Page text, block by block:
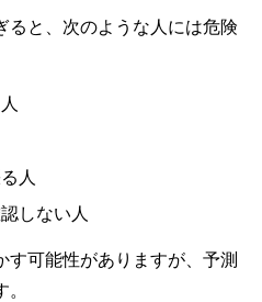
ると、次のような人には危険
人
しない人
す可能性がありますが、予測